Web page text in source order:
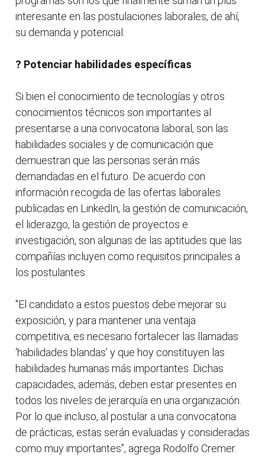
interesante en las postulaciones laborales, de ahí,
su demanda y potencial.
? Potenciar habilidades específicas
Si bien el conocimiento de tecnologías y otros
conocimientos técnicos son importantes al
presentarse a una convocatoria laboral, son las
habilidades sociales y de comunicación que
demuestran que las personas serán más
demandadas en el futuro. De acuerdo con
información recogida de las ofertas laborales
publicadas en LinkedIn, la gestión de comunicación,
el liderazgo, la gestión de proyectos e
investigación, son algunas de las aptitudes que las
compañías incluyen como requisitos principales a
los postulantes.
"El candidato a estos puestos debe mejorar su
exposición, y para mantener una ventaja
competitiva, es necesario fortalecer las llamadas
‘habilidades blandas’ y que hoy constituyen las
habilidades humanas más importantes. Dichas
capacidades, además, deben estar presentes en
todos los niveles de jerarquía en una organización.
Por lo que incluso, al postular a una convocatoria
de prácticas, estas serán evaluadas y consideradas
como muy importantes”, agrega Rodolfo Cremer.